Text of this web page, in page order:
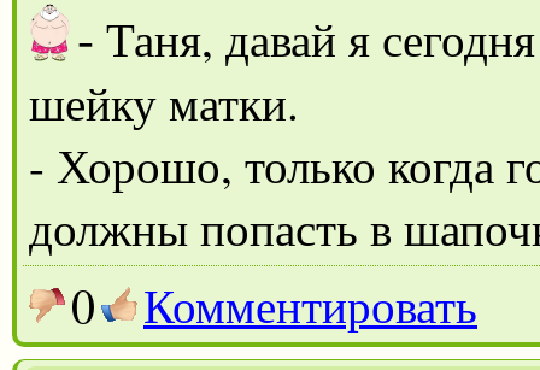
- Таня, давай я
шейку матки.
- Хорошо, только когда
должны попасть в
0
Комментировать